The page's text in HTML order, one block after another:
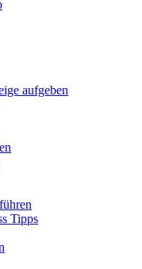
aufgeben
Tipps